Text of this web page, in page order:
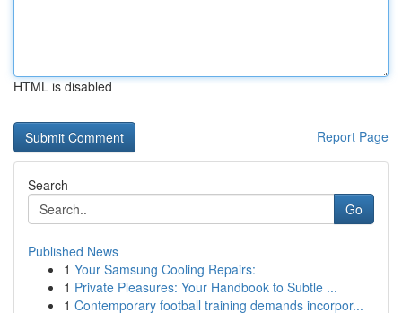
HTML is disabled
Report Page
Search
Go
Published News
1 Your Samsung Cooling Repairs:
1 Private Pleasures: Your Handbook to Subtle ...
1 Contemporary football training demands incorpor...